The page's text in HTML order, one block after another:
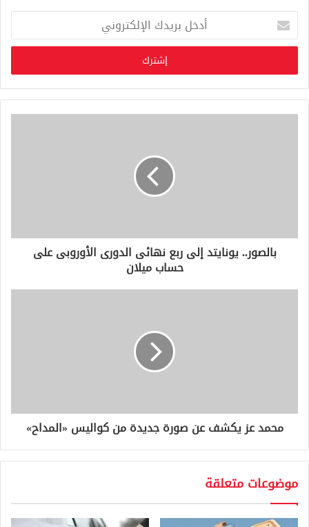
خ
ب
ر
ي
ر
بالصور.. يونايتد إلى ربع نهائى الدورى الأوروبى على
حساب ميلان
محمد عز يكشف عن صورة جديدة من كواليس «المداح»
موضوعات متعلقة